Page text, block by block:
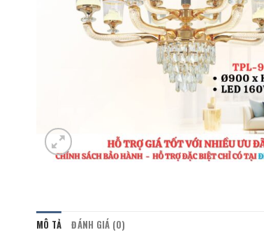
MÔ TẢ ĐÁNH GIÁ (0)